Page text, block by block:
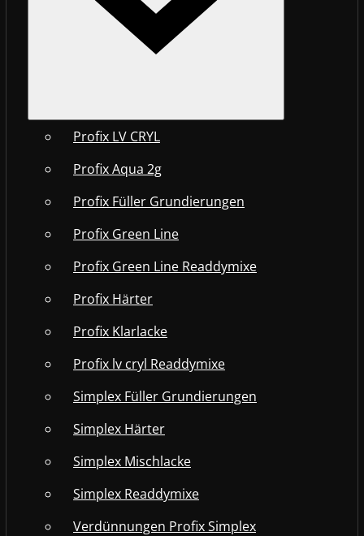
Profix LV CRYL
Profix Aqua 2g
Profix Füller Grundierungen
Profix Green Line
Profix Green Line Readdymixe
Profix Härter
Profix Klarlacke
Profix lv cryl Readdymixe
Simplex Füller Grundierungen
Simplex Härter
Simplex Mischlacke
Simplex Readdymixe
Verdünnungen Profix Simplex